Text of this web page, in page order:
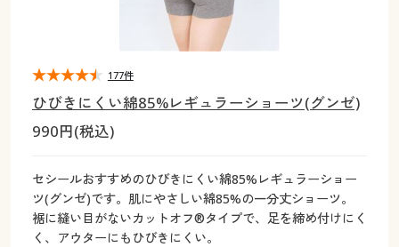
ジュニア・ティーンズ下着
大きいサイズ レディース服
大きいサイズ レディース下着
大きいサイズ メンズ
大きいサイズ 事務・制服
カタログ
カタログ・チラシからのご注文
デジタルカタログ
大きいサイズ レディース下着
大きいサイズ メンズ
大きいサイズ 事務・制服
カタログ
カタログ無料プレゼント
ひびきにくい綿85%レギュラーショーツ(グンゼ)
990円(税込)
セシールおすすめのひびきにくい綿85%レギュラーショー
ツ(グンゼ)です。肌にやさしい綿85%の一分丈ショーツ。
裾に縫い目がないカットオフ®タイプで、足を締め付けにく
く、アウターにもひびきにくい。
177件